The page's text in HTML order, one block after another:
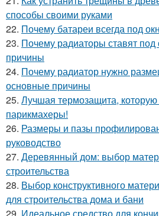
способы своими руками
22. Почему батареи всегда под
23. Почему радиаторы ставят
причины
24. Почему радиатор нужно
основные причины
25. Лучшая термозащита,
парикмахеры!
26. Размеры и пазы
руководство
27. Деревянный дом: выбор
строительства
28. Выбор конструктивного
для строительства дома и бани
29. Идеальное средство для